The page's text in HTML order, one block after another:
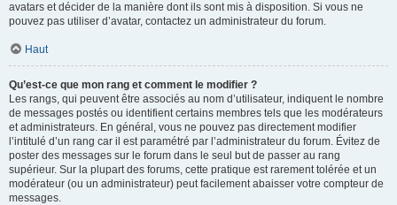
avatars et décider de la manière dont ils sont mis à disposition. Si vous ne
pouvez pas utiliser d’avatar, contactez un administrateur du forum.
Haut
Qu’est-ce que mon rang et comment le modifier ?
Les rangs, qui peuvent être associés au nom d’utilisateur, indiquent le nombre
de messages postés ou identifient certains membres tels que les modérateurs
et administrateurs. En général, vous ne pouvez pas directement modifier
l’intitulé d’un rang car il est paramétré par l’administrateur du forum. Évitez de
poster des messages sur le forum dans le seul but de passer au rang
supérieur. Sur la plupart des forums, cette pratique est rarement tolérée et un
modérateur (ou un administrateur) peut facilement abaisser votre compteur de
messages.